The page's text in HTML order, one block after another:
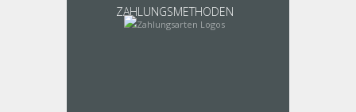
ZAHLUNGSMETHODEN